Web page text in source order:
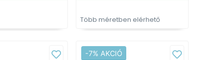
Több méretben elérhető
-7% AKCIÓ